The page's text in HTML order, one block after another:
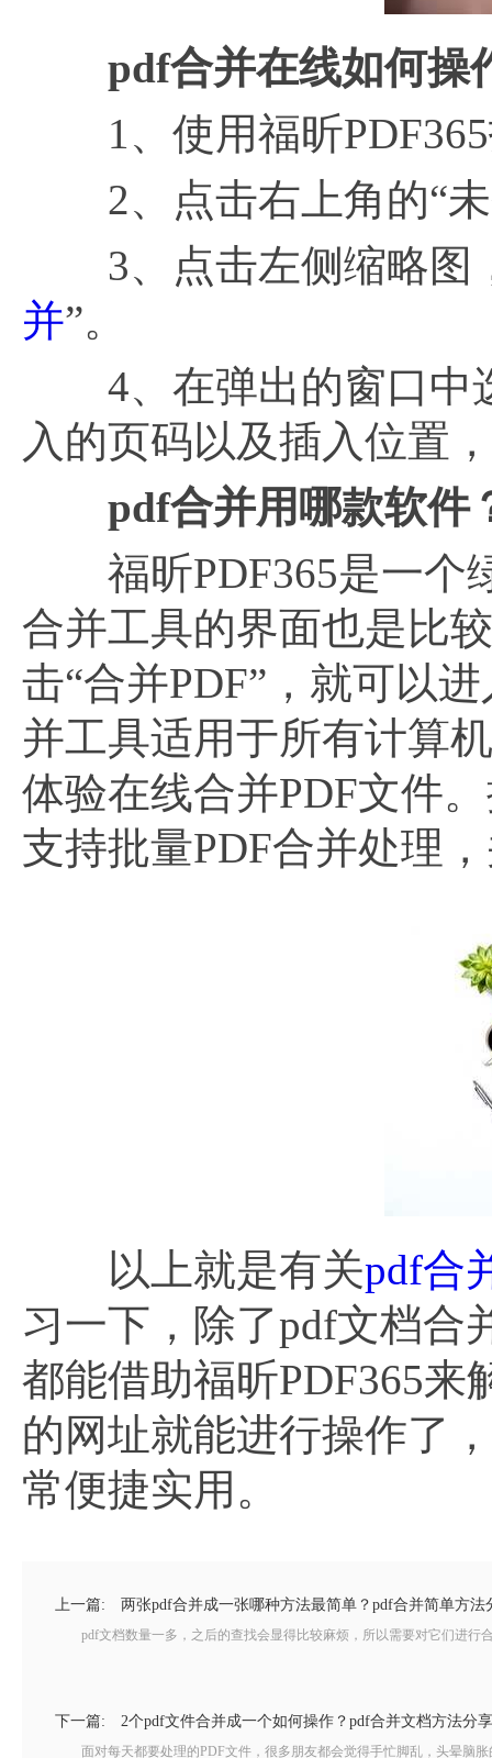
pdf合并在线如何操
1、使用福昕PDF365
2、点击右上角的“未
3、点击左侧缩略图
并”。
4、在弹出的窗口中
入的页码以及插入位置
pdf合并用哪款软件
福昕PDF365是一个
合并工具的界面也是比
击“合并PDF”，就可以
并工具适用于所有计算
体验在线合并PDF文件
支持批量PDF合并处理
以上就是有关pdf合
习一下，除了pdf文档合
都能借助福昕PDF365
的网址就能进行操作了
常便捷实用。
上一篇: 两张pdf合并成一张哪种方法最简单？pdf合并简单方法
pdf文档数量一多，之后的查找会显得比较麻烦，所以需要对它们进行
下一篇: 2个pdf文件合并成一个如何操作？pdf合并文档方法分享
面对每天都要处理的PDF文件，很多朋友都会觉得手忙脚乱，头晕脑胀